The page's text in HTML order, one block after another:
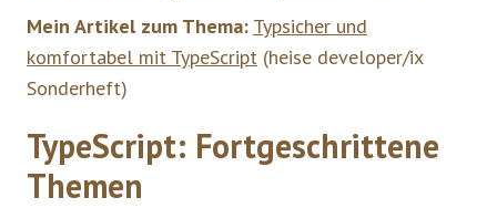
Mein Artikel zum Thema: Typsicher und
komfortabel mit TypeScript (heise developer/ix
Sonderheft)
TypeScript: Fortgeschrittene
Themen